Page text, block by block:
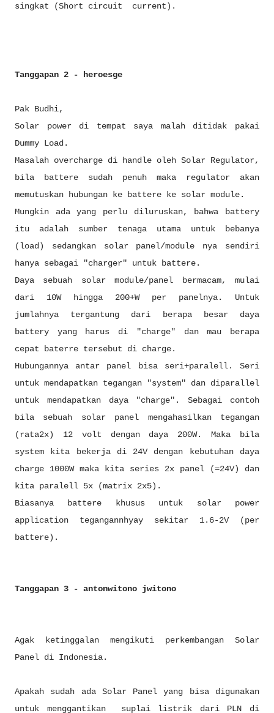
singkat (Short circuit current).
Tanggapan 2 - heroesge
Pak Budhi,
Solar power di tempat saya malah ditidak pakai
Dummy Load.
Masalah overcharge di handle oleh Solar Regulator,
bila battere sudah penuh maka regulator akan
memutuskan hubungan ke battere ke solar module.
Mungkin ada yang perlu diluruskan, bahwa battery
itu adalah sumber tenaga utama untuk bebanya
(load) sedangkan solar panel/module nya sendiri
hanya sebagai "charger" untuk battere.
Daya sebuah solar module/panel bermacam, mulai
dari 10W hingga 200+W per panelnya. Untuk
jumlahnya tergantung dari berapa besar daya
battery yang harus di "charge" dan mau berapa
cepat baterre tersebut di charge.
Hubungannya antar panel bisa seri+paralell. Seri
untuk mendapatkan tegangan "system" dan diparallel
untuk mendapatkan daya "charge". Sebagai contoh
bila sebuah solar panel mengahasilkan tegangan
(rata2x) 12 volt dengan daya 200W. Maka bila
system kita bekerja di 24V dengan kebutuhan daya
charge 1000W maka kita series 2x panel (=24V) dan
kita paralell 5x (matrix 2x5).
Biasanya battere khusus untuk solar power
application tegangannhyay sekitar 1.6-2V (per
battere).
Tanggapan 3 - antonwitono jwitono
Agak ketinggalan mengikuti perkembangan Solar
Panel di Indonesia.
Apakah sudah ada Solar Panel yang bisa digunakan
untuk menggantikan suplai listrik dari PLN di